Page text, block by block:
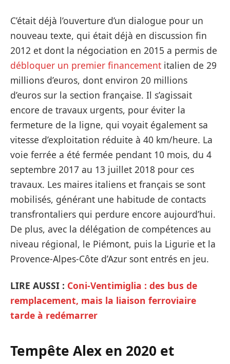
C’était déjà l’ouverture d’un dialogue pour un
nouveau texte, qui était déjà en discussion fin
2012 et dont la négociation en 2015 a permis de
débloquer un premier financement italien de 29
millions d’euros, dont environ 20 millions
d’euros sur la section française. Il s’agissait
encore de travaux urgents, pour éviter la
fermeture de la ligne, qui voyait également sa
vitesse d’exploitation réduite à 40 km/heure. La
voie ferrée a été fermée pendant 10 mois, du 4
septembre 2017 au 13 juillet 2018 pour ces
travaux. Les maires italiens et français se sont
mobilisés, générant une habitude de contacts
transfrontaliers qui perdure encore aujourd’hui.
De plus, avec la délégation de compétences au
niveau régional, le Piémont, puis la Ligurie et la
Provence-Alpes-Côte d’Azur sont entrés en jeu.
LIRE AUSSI : Coni-Ventimiglia : des bus de
remplacement, mais la liaison ferroviaire
tarde à redémarrer
Tempête Alex en 2020 et